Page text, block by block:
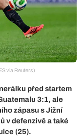
via Reuters)
před startem
3:1, ale
zápasu s Jižní
v defenzivě a také
(25).